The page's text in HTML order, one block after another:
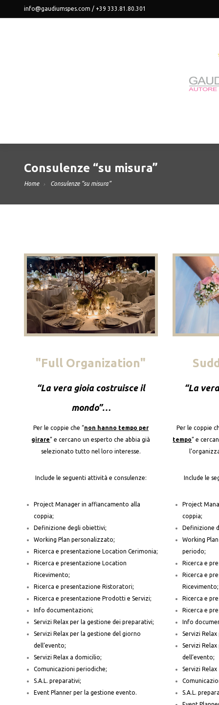
info@gaudiumspes.com / +39 333.81.80.301
Consulenze “su misura”
Home Consulenze “su misura”
"Full Organization"
“La vera gioia costruisce il
mondo”…
Per le coppie che “non hanno tempo per
girare” e cercano un esperto che abbia già
selezionato tutto nel loro interesse.
Include le seguenti attività e consulenze:
Project Manager in affiancamento alla
coppia;
Definizione degli obiettivi;
Working Plan personalizzato;
Ricerca e presentazione Location Cerimonia;
Ricerca e presentazione Location
Ricevimento;
Ricerca e presentazione Ristoratori;
Ricerca e presentazione Prodotti e Servizi;
Info documentazioni;
Servizi Relax per la gestione dei preparativi;
Servizi Relax per la gestione del giorno
dell’evento;
Servizi Relax a domicilio;
Comunicazioni periodiche;
S.A.L. preparativi;
Event Planner per la gestione evento.
“La
Per le coppie
tempo” e
Include le
Project
coppia;
Definizione
Working
periodo;
Ricerca e
Ricerca e
Ricevimento;
Ricerca e
Ricerca e
Info
Servizi
Servizi
dell’evento;
Servizi
S.A.L.